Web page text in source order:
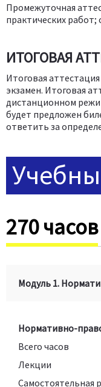
Промежуточная
практических работ;
ИТОГОВАЯ
Итоговая
экзамен. Итоговая
дистанционном
будет предложен
ответить за
270 часов
Модуль 1.
Нормативно-
Всего часов
Лекции
Самостоятельная